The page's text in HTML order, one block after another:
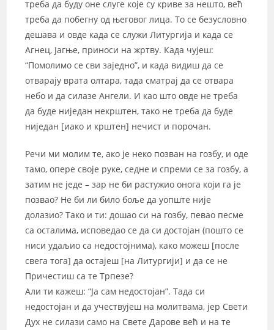
треба да буду оне слуге које су криве за нешто, већ
треба да побегну од његовог лица. То се безусловно
дешава и овде када се служи Литургија и када се
Агнец, Јагње, приноси на жртву. Када чујеш:
“Помолимо се сви заједно”, и када видиш да се
отварају врата олтара, тада сматрај да се отвара
небо и да силазе Ангели. И као што овде не треба
да буде ниједан некрштен, тако не треба да буде
ниједан [иако и крштен] нечист и порочан.
Речи ми молим те, ако је неко позван на гозбу, и оде
тамо, опере своје руке, седне и спреми се за гозбу, а
затим не једе – зар не би растужио онога који га је
позвао? Не би ли било боље да уопште није
долазио? Тако и ти: дошао си на гозбу, певао песме
са осталима, исповедао се да си достојан (пошто се
ниси удаљио са недостојнима), како можеш [после
свега тога] да остајеш [на Литургији] и да се не
Причестиш са те Трпезе?
Али ти кажеш: “Ја сам недостојан”. Тада си
недостојан и да учествујеш на молитвама, јер Свети
Дух не силази само на Свете Дарове већ и на те